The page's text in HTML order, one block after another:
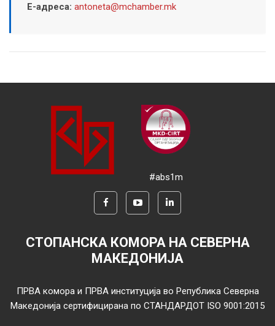
Е-адреса: antoneta@mchamber.mk
#abs1m
СТОПАНСКА КОМОРА НА СЕВЕРНА
МАКЕДОНИЈА
ПРВА комора и ПРВА институција во Република Северна
Македонија сертифицирана по СТАНДАРДОТ ISO 9001:2015